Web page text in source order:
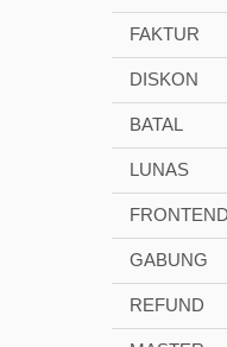
FAKTUR
DISKON
BATAL
LUNAS
FRONTEND
GABUNG
REFUND